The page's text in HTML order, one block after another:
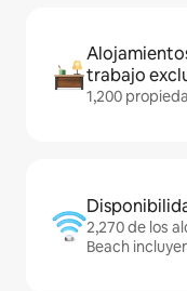
trabajo
1,200
2,270 de los
Beach